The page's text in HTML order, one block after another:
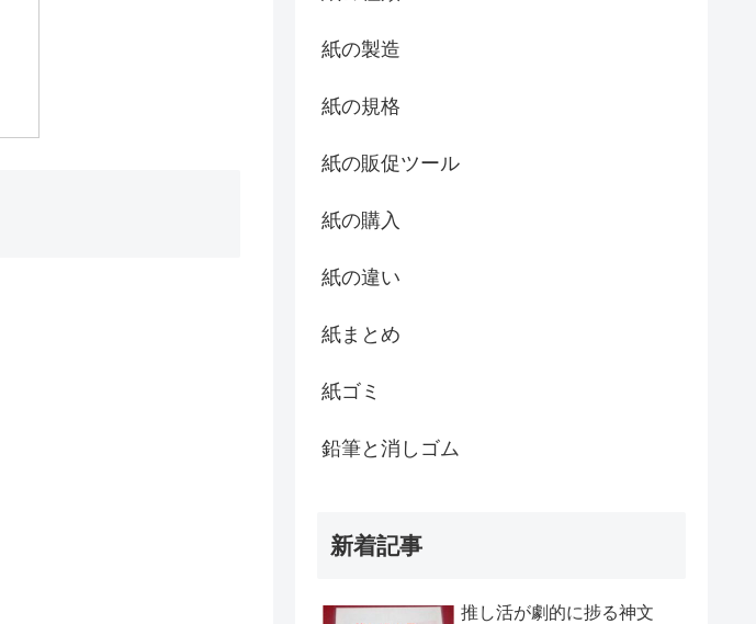
紙の製造
紙の規格
紙の販促ツール
紙の購入
紙の違い
紙まとめ
紙ゴミ
鉛筆と消しゴム
新着記事
推し活が劇的に捗る神文